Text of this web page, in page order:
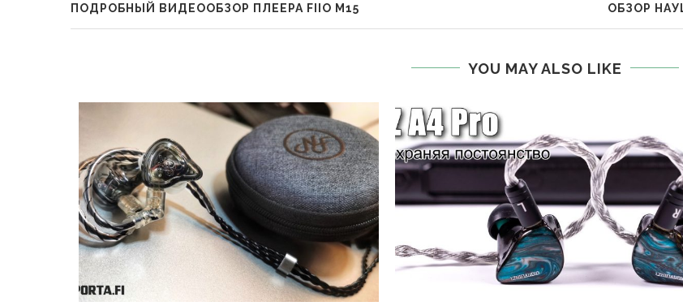
ПОДРОБНЫЙ ВИДЕООБЗОР ПЛЕЕРА FIIO M15 ОБЗОР
YOU MAY ALSO LIKE